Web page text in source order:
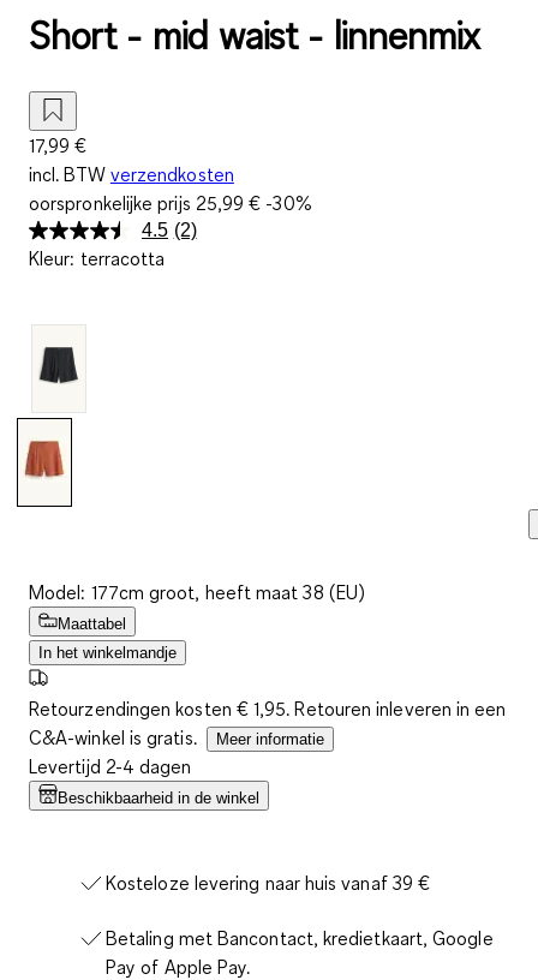
Short - mid waist - linnenmix
17,99 €
incl. BTW verzendkosten
oorspronkelijke prijs 25,99 € -30%
4.5 Lees
(2)
Kleur: terracotta
Model: 177cm groot, heeft maat 38 (EU)
Maattabel
In het winkelmandje
Retourzendingen kosten € 1,95. Retouren inleveren in een
C&A-winkel is gratis.
Meer informatie
Levertijd 2-4 dagen
Beschikbaarheid in de winkel
Kosteloze levering naar huis vanaf 39 €
Betaling met Bancontact, kredietkaart, Google
Pay of Apple Pay.